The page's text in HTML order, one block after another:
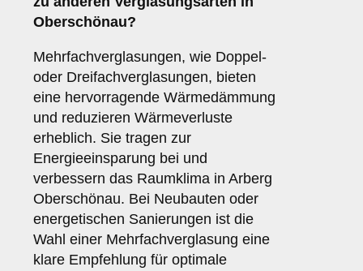
Oberschönau?
Mehrfachverglasungen, wie Doppel-
oder Dreifachverglasungen, bieten
eine hervorragende Wärmedämmung
und reduzieren Wärmeverluste
erheblich. Sie tragen zur
Energieeinsparung bei und
verbessern das Raumklima in Arberg
Oberschönau. Bei Neubauten oder
energetischen Sanierungen ist die
Wahl einer Mehrfachverglasung eine
klare Empfehlung für optimale